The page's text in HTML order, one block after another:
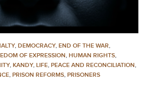
, DEMOCRACY, END OF THE WAR,
OF EXPRESSION, HUMAN RIGHTS,
, KANDY, LIFE, PEACE AND RECONCILIATION,
, PRISON REFORMS, PRISONERS